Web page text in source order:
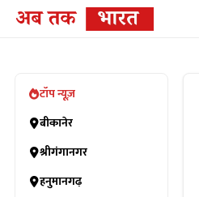
टॉप न्यूज़
बीकानेर
श्रीगंगानगर
हनुमानगढ़
Bikaner News ›